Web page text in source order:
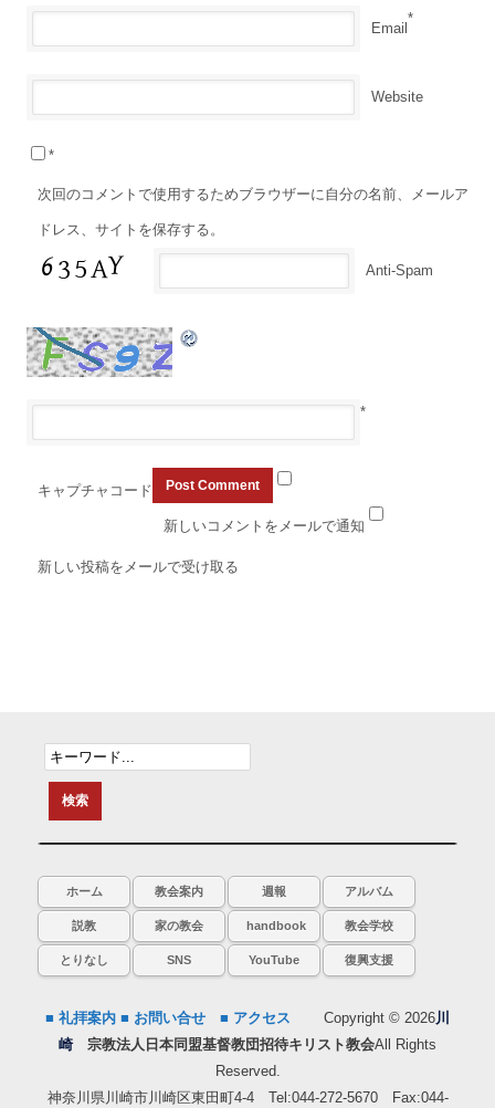
Email
*
Website
次回のコメントで使用するためブラウザーに自分の名前、メールア
ドレス、サイトを保存する。
Anti-Spam
*
キャプチャコード
*
新しいコメントをメールで通知
新しい投稿をメールで受け取る
ホーム 教会案内 週報 アルバム
説教 家の教会 handbook 教会学校
とりなし SNS YouTube 復興支援
■ 礼拝案内 ■ お問い合せ ■ アクセス Copyright © 2026川
崎
宗教法人日本同盟基督教団招待キリスト教会All Rights
Reserved.
神奈川県川崎市川崎区東田町4-4 Tel:044-272-5670 Fax:044-